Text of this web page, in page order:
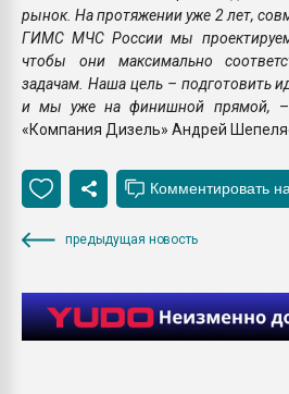
рынок. На протяжении уже 2 лет,
ГИМС МЧС России мы
чтобы они максимально
задачам. Наша цель – подготовить
и мы уже на финишной прямой,
«Компания Дизель» Андрей
предыдущая новость